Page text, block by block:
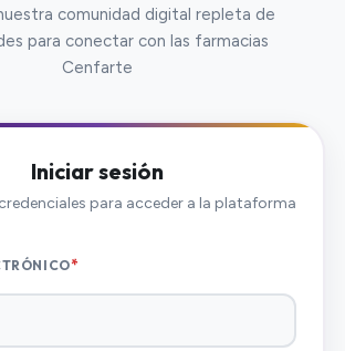
comunidad digital repleta de
para conectar con las farmacias
Cenfarte
Iniciar sesión
para acceder a la plataforma
*